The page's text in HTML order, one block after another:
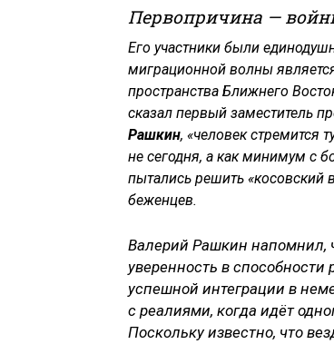
Первопричина —
Его участники были
миграционной волны
пространства Ближнего
сказал первый заместитель
Рашкин, «человек стремится
не сегодня, а как минимум с
пытались решить
беженцев.
Валерий Рашкин напомнил,
уверенность в
успешной интеграции в
с реалиями, когда идёт
Поскольку известно, что